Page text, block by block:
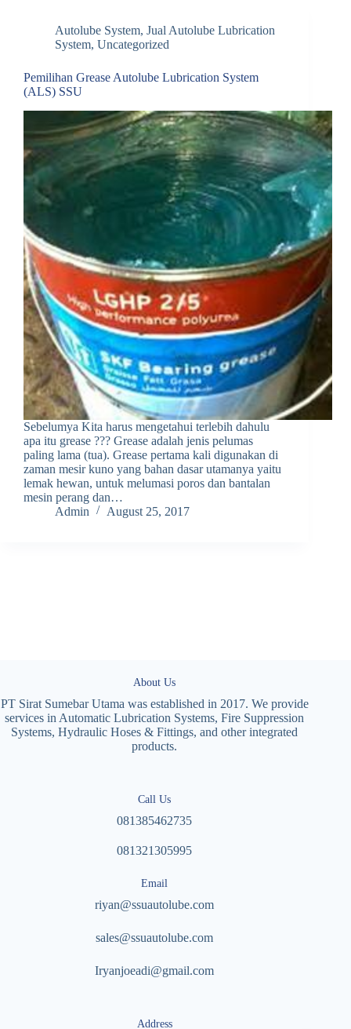
Autolube System, Jual Autolube Lubrication
System, Uncategorized
Pemilihan Grease Autolube Lubrication System
(ALS) SSU
Sebelumya Kita harus mengetahui terlebih dahulu
apa itu grease ??? Grease adalah jenis pelumas
paling lama (tua). Grease pertama kali digunakan di
zaman mesir kuno yang bahan dasar utamanya yaitu
lemak hewan, untuk melumasi poros dan bantalan
mesin perang dan…
Admin
August 25, 2017
About Us
PT Sirat Sumebar Utama was established in 2017. We provide
services in Automatic Lubrication Systems, Fire Suppression
Systems, Hydraulic Hoses & Fittings, and other integrated
products.
Call Us
081385462735
081321305995
Email
riyan@ssuautolube.com
sales@ssuautolube.com
Iryanjoeadi@gmail.com
Address